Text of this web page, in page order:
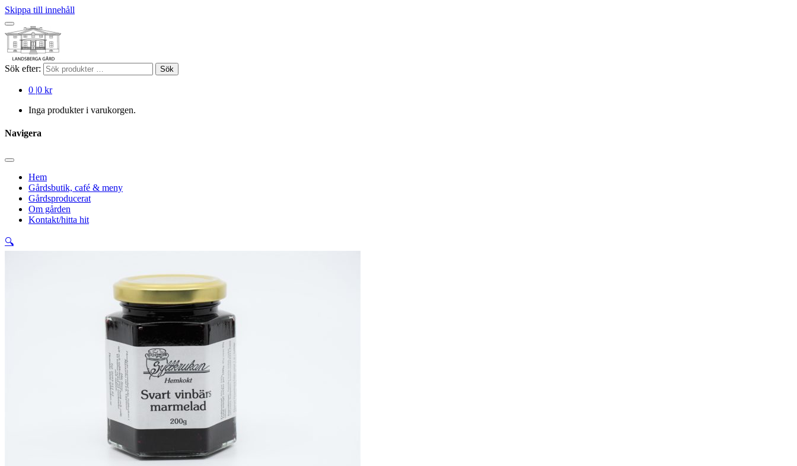
Skippa till innehåll
Sök efter: Sök
0 |0 kr
Inga produkter i varukorgen.
Navigera
Hem
Gårdsbutik, café & meny
Gårdsproducerat
Om gården
Kontakt/hitta hit
🔍